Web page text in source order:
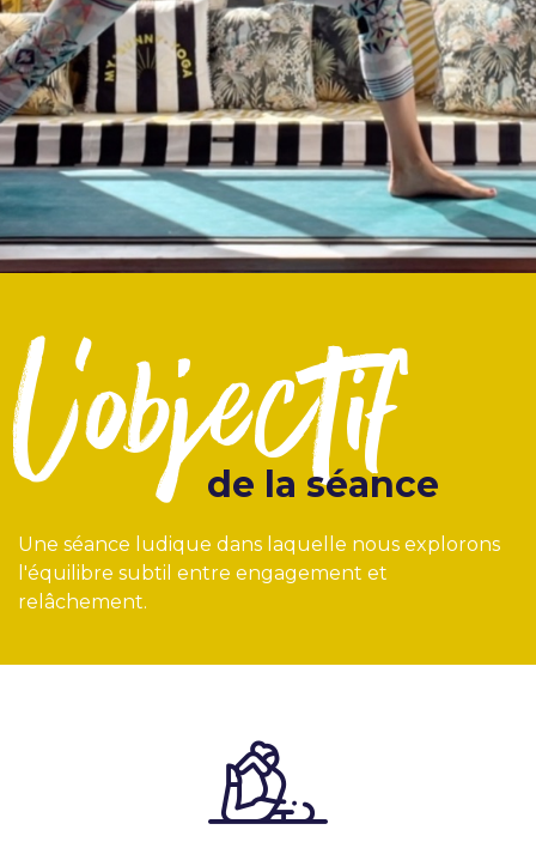
l'objectif
de la séance
Une séance ludique dans laquelle nous explorons
l'équilibre subtil entre engagement et
relâchement.